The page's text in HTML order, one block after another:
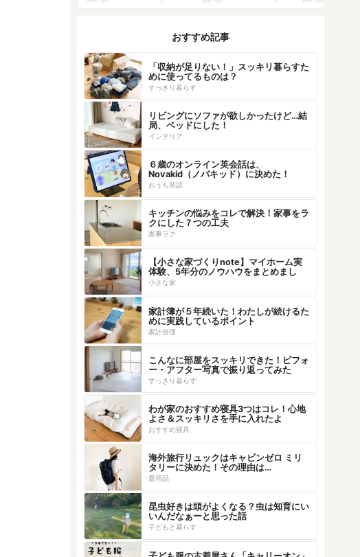
おすすめ記事
「収納が足りない！」スッキリ暮らすた
めに使ってるものは？
すっきり暮らす
リビングにソファが欲しかったけど…結
局、ベッドにした！
インテリア
６歳のオンライン英会話は、
Novakid（ノバキッド）に決めた！
おうち英語
キッチンの悩みをコレで解決！家事をラ
クにした７つの工夫
家事ラク
【小さな家づくりnote】マイホーム実
体験、5年分のノウハウをまとめまし
た！
小さな家
家計簿が５年続いた！わたしが続けるた
めに実践しているポイント
家計管理
こんなに部屋をスッキリできた！ビフォ
ー・アフター写真で振り返ってみた
すっきり暮らす
わが家のおすすめ寝具3つはコレ！心地
よさ＆スッキリさを手に入れたよ
おすすめ寝具
海外旅行リュックはキャビンゼロ ミリ
タリーに決めた！その理由は…
愛用品
昆虫好きは頭がよくなる？虫は知育にい
いんだなぁーと思った話
子どもと暮らす